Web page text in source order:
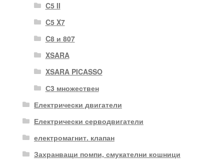
C5 II
C5 X7
C8 и 807
XSARA
XSARA PICASSO
С3 множествен
Електрически двигатели
Електрически серводвигатели
електромагнит. клапан
Захранващи помпи, смукателни кошници